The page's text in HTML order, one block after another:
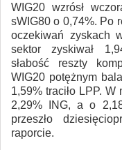
WIG20 wzrósł
sWIG80 o 0,74%. Po
oczekiwań zyskach
sektor zyskiwał
słabość reszty
WIG20 potężnym
1,59% traciło LPP.
2,29% ING, a o
przeszło
raporcie.